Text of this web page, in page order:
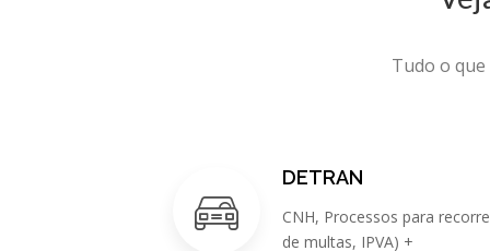
Tudo o
DETRAN
CNH, Processos para
de multas, IPVA) +